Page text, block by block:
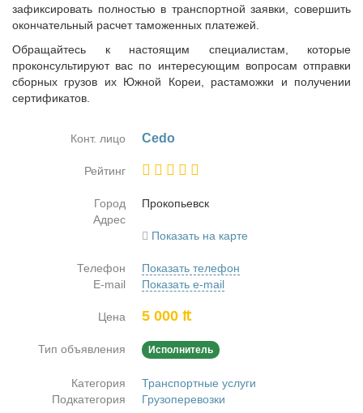
зафиксировать полностью в транспортной заявки, совершить
окончательный расчет таможенных платежей.
Обращайтесь к настоящим специалистам, которые
проконсультируют вас по интересующим вопросам отправки
сборных грузов их Южной Кореи, растаможки и получении
сертификатов.
Конт. лицо Cedo
Рейтинг
Город
Про­ко­пьевск
Адрес
Показать на карте
Телефон
Показать телефон
E-mail
Показать e-mail
Цена 5 000 ₶
Тип объявления Исполнитель
Категория
Транспортные услуги
Подкатегория
Грузоперевозки